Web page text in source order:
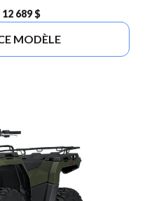
12 689 $
MODÈLE